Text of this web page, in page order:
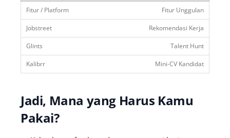
Fitur Unggulan
Rekomendasi Kerja
Talent Hunt
Mini-CV Kandidat
Jadi, Mana yang Harus Kamu
Pakai?